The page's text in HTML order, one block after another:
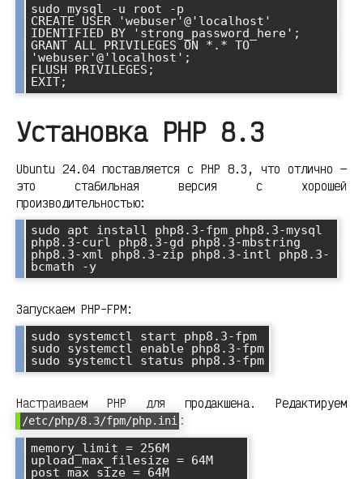
sudo mysql -u root -p
CREATE USER 'webuser'@'localhost'
IDENTIFIED BY 'strong_password_here';
GRANT ALL PRIVILEGES ON *.* TO
'webuser'@'localhost';
FLUSH PRIVILEGES;
Установка PHP 8.3
Ubuntu 24.04 поставляется с PHP 8.3, что отлично —
это стабильная версия с хорошей
производительностью:
sudo apt install php8.3-fpm php8.3-mysql
php8.3-curl php8.3-gd php8.3-mbstring
php8.3-xml php8.3-zip php8.3-intl php8.3-
Запускаем PHP-FPM:
sudo systemctl start php8.3-fpm
sudo systemctl enable php8.3-fpm
Настраиваем PHP для продакшена. Редактируем
/etc/php/8.3/fpm/php.ini :
memory_limit = 256M
upload_max_filesize = 64M
post_max_size = 64M